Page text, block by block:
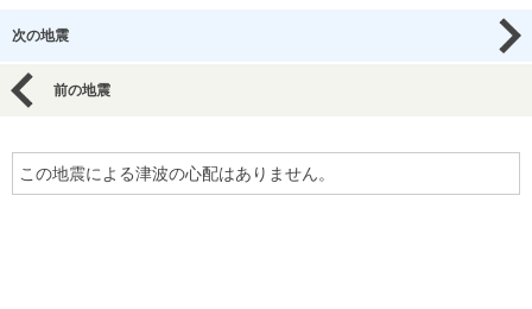
次の地震
前の地震
この地震による津波の心配はありません。